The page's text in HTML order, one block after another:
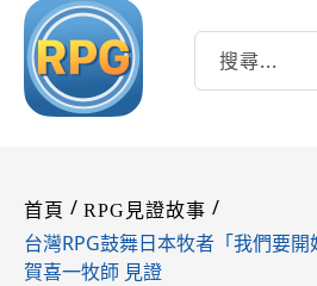
首頁 / RPG見證故事 /
台灣RPG鼓舞日本牧者「我們要
賀喜一牧師 見證